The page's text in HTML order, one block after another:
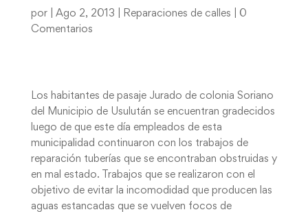
por Ago 2, 2013 Reparaciones de calles
0
Comentarios
Los habitantes de pasaje Jurado de colonia Soriano
del Municipio de Usulután se encuentran gradecidos
luego de que este día empleados de esta
municipalidad continuaron con los trabajos de
reparación tuberías que se encontraban obstruidas y
en mal estado. Trabajos que se realizaron con el
objetivo de evitar la incomodidad que producen las
aguas estancadas que se vuelven focos de